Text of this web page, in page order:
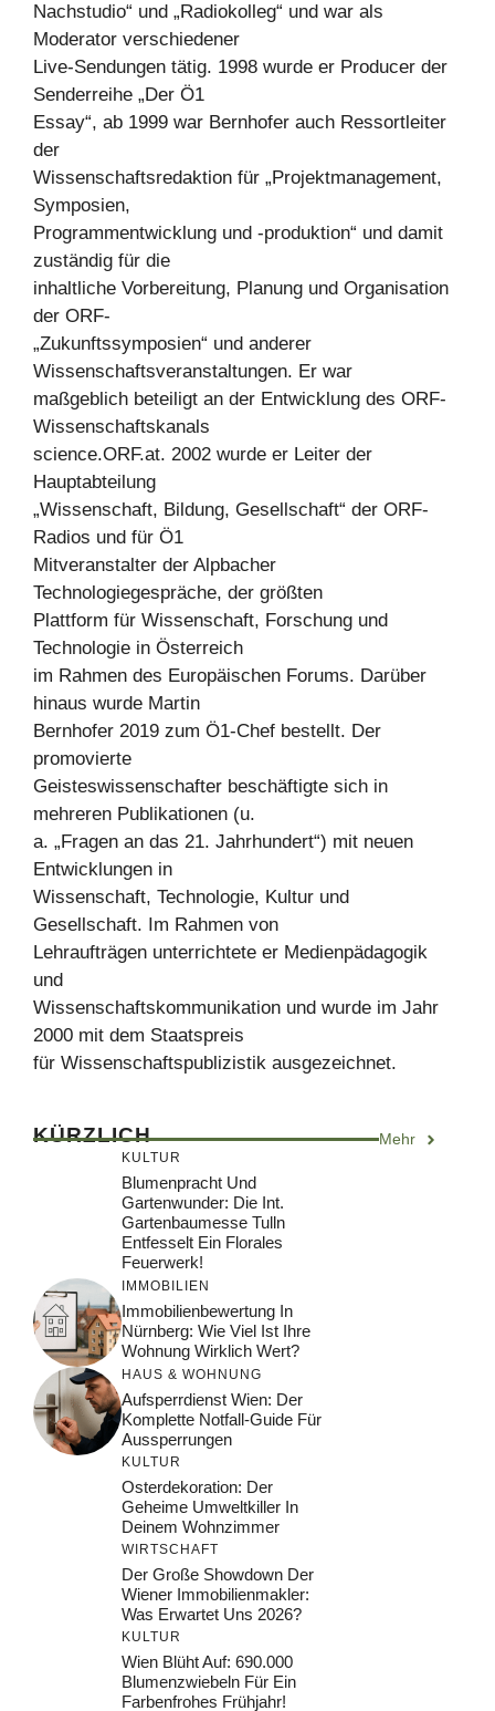
Nachstudio“ und „Radiokolleg“ und war als
Moderator verschiedener
Live-Sendungen tätig. 1998 wurde er Producer der
Senderreihe „Der Ö1
Essay“, ab 1999 war Bernhofer auch Ressortleiter
der
Wissenschaftsredaktion für „Projektmanagement,
Symposien,
Programmentwicklung und -produktion“ und damit
zuständig für die
inhaltliche Vorbereitung, Planung und Organisation
der ORF-
„Zukunftssymposien“ und anderer
Wissenschaftsveranstaltungen. Er war
maßgeblich beteiligt an der Entwicklung des ORF-
Wissenschaftskanals
science.ORF.at. 2002 wurde er Leiter der
Hauptabteilung
„Wissenschaft, Bildung, Gesellschaft“ der ORF-
Radios und für Ö1
Mitveranstalter der Alpbacher
Technologiegespräche, der größten
Plattform für Wissenschaft, Forschung und
Technologie in Österreich
im Rahmen des Europäischen Forums. Darüber
hinaus wurde Martin
Bernhofer 2019 zum Ö1-Chef bestellt. Der
promovierte
Geisteswissenschafter beschäftigte sich in
mehreren Publikationen (u.
a. „Fragen an das 21. Jahrhundert“) mit neuen
Entwicklungen in
Wissenschaft, Technologie, Kultur und
Gesellschaft. Im Rahmen von
Lehraufträgen unterrichtete er Medienpädagogik
und
Wissenschaftskommunikation und wurde im Jahr
2000 mit dem Staatspreis
für Wissenschaftspublizistik ausgezeichnet.
KÜRZLICH Mehr
KULTUR
Blumenpracht Und
Gartenwunder: Die Int.
Gartenbaumesse Tulln
Entfesselt Ein Florales
Feuerwerk!
IMMOBILIEN
Immobilienbewertung In
Nürnberg: Wie Viel Ist Ihre
Wohnung Wirklich Wert?
HAUS & WOHNUNG
Aufsperrdienst Wien: Der
Komplette Notfall-Guide Für
Aussperrungen
KULTUR
Osterdekoration: Der
Geheime Umweltkiller In
Deinem Wohnzimmer
WIRTSCHAFT
Der Große Showdown Der
Wiener Immobilienmakler:
Was Erwartet Uns 2026?
KULTUR
Wien Blüht Auf: 690.000
Blumenzwiebeln Für Ein
Farbenfrohes Frühjahr!